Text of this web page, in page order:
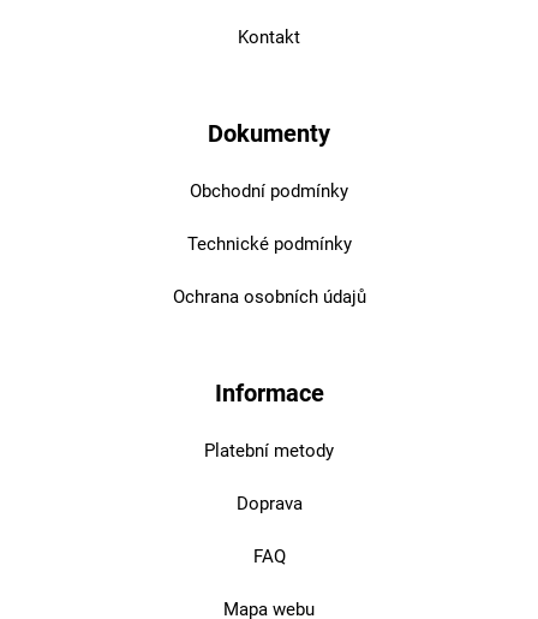
Kontakt
Dokumenty
Obchodní podmínky
Technické podmínky
Ochrana osobních údajů
Informace
Platební metody
Doprava
FAQ
Mapa webu